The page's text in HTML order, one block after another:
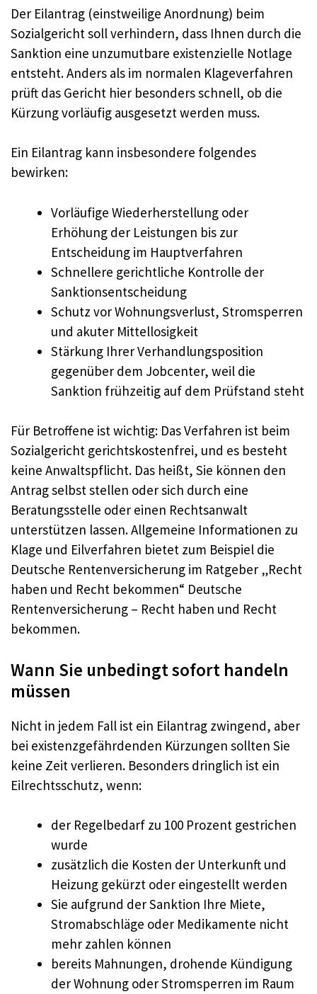
Der Eilantrag (einstweilige Anordnung) beim
Sozialgericht soll verhindern, dass Ihnen durch die
Sanktion eine unzumutbare existenzielle Notlage
entsteht. Anders als im normalen Klageverfahren
prüft das Gericht hier besonders schnell, ob die
Kürzung vorläufig ausgesetzt werden muss.
Ein Eilantrag kann insbesondere folgendes
bewirken:
Vorläufige Wiederherstellung oder
Erhöhung der Leistungen bis zur
Entscheidung im Hauptverfahren
Schnellere gerichtliche Kontrolle der
Sanktionsentscheidung
Schutz vor Wohnungsverlust, Stromsperren
und akuter Mittellosigkeit
Stärkung Ihrer Verhandlungsposition
gegenüber dem Jobcenter, weil die
Sanktion frühzeitig auf dem Prüfstand steht
Für Betroffene ist wichtig: Das Verfahren ist beim
Sozialgericht gerichtskostenfrei, und es besteht
keine Anwaltspflicht. Das heißt, Sie können den
Antrag selbst stellen oder sich durch eine
Beratungsstelle oder einen Rechtsanwalt
unterstützen lassen. Allgemeine Informationen zu
Klage und Eilverfahren bietet zum Beispiel die
Deutsche Rentenversicherung im Ratgeber „Recht
haben und Recht bekommen“ Deutsche
Rentenversicherung – Recht haben und Recht
bekommen.
Wann Sie unbedingt sofort handeln
müssen
Nicht in jedem Fall ist ein Eilantrag zwingend, aber
bei existenzgefährdenden Kürzungen sollten Sie
keine Zeit verlieren. Besonders dringlich ist ein
Eilrechtsschutz, wenn:
der Regelbedarf zu 100 Prozent gestrichen
wurde
zusätzlich die Kosten der Unterkunft und
Heizung gekürzt oder eingestellt werden
Sie aufgrund der Sanktion Ihre Miete,
Stromabschläge oder Medikamente nicht
mehr zahlen können
bereits Mahnungen, drohende Kündigung
der Wohnung oder Stromsperren im Raum